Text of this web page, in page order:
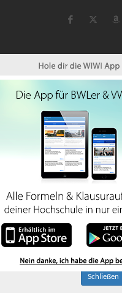
verwendet Cookies. Indem
und ihre Angebote nutzen
akzeptieren Sie diese
Schließen